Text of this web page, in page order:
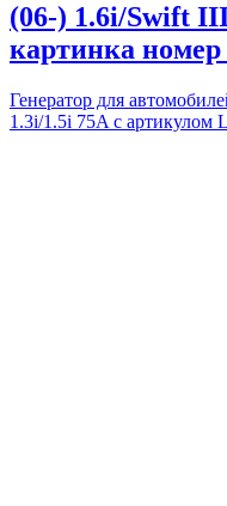
(06-) 1.6i/Swift
картинка номер
Генератор для
1.3i/1.5i 75A с артикулом